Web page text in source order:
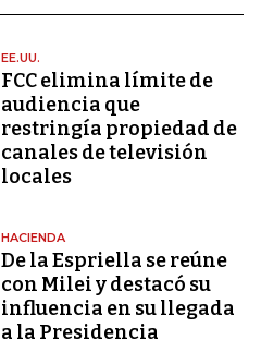
EE.UU.
FCC elimina límite de
audiencia que
restringía propiedad de
canales de televisión
locales
HACIENDA
De la Espriella se reúne
con Milei y destacó su
influencia en su llegada
a la Presidencia